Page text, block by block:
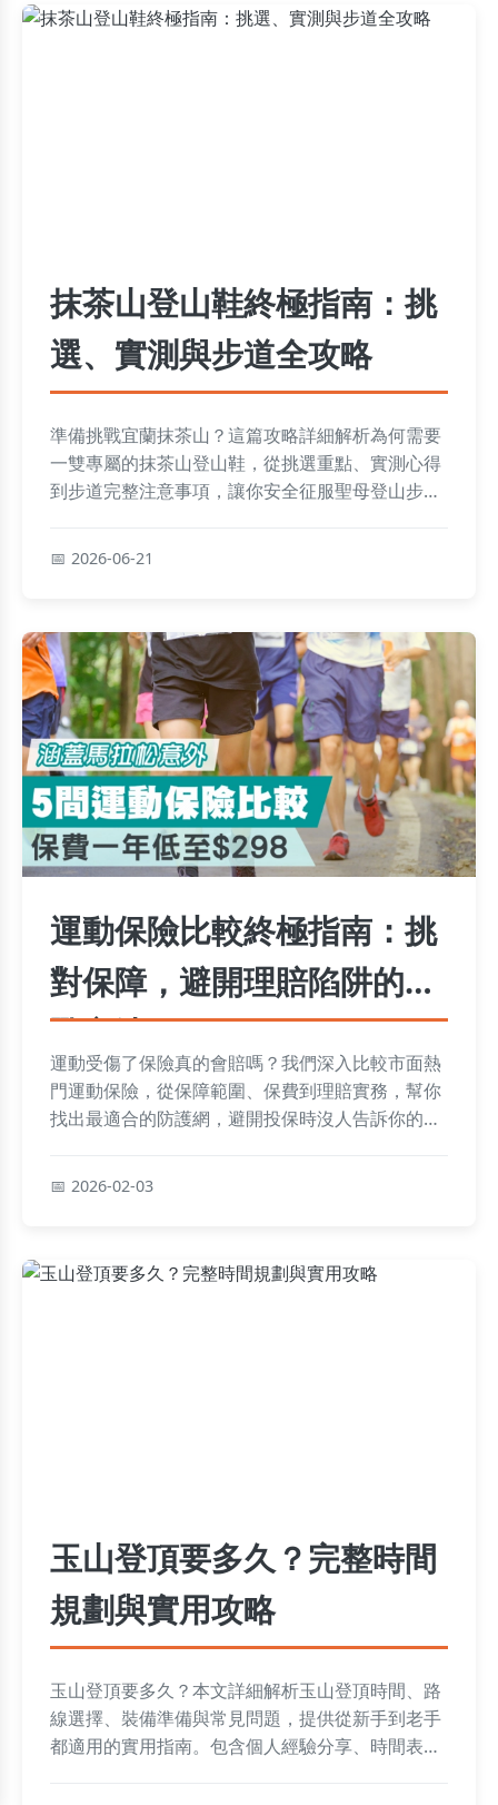
抹茶山登山鞋終極指南：挑
選、實測與步道全攻略
準備挑戰宜蘭抹茶山？這篇攻略詳細解析為何需要
一雙專屬的抹茶山登山鞋，從挑選重點、實測心得
到步道完整注意事項，讓你安全征服聖母登山步
2026-06-21
運動保險比較終極指南：挑
對保障，避開理賠陷阱的實
戰心法
運動受傷了保險真的會賠嗎？我們深入比較市面熱
門運動保險，從保障範圍、保費到理賠實務，幫你
找出最適合的防護網，避開投保時沒人告訴你的細
2026-02-03
玉山登頂要多久？完整時間
規劃與實用攻略
玉山登頂要多久？本文詳細解析玉山登頂時間、路
線選擇、裝備準備與常見問題，提供從新手到老手
都適用的實用指南。包含個人經驗分享、時間表格